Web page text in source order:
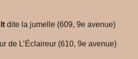
dite la jumelle (609, 9e avenue)
de L’Éclaireur (610, 9e avenue)